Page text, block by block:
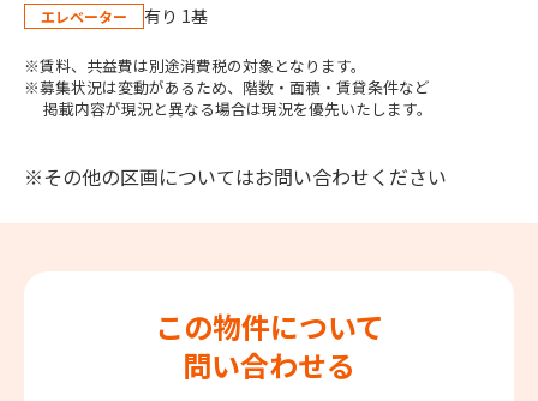
エレベーター 有り 1基
※賃料、共益費は別途消費税の対象となります。
※募集状況は変動があるため、階数・面積・賃貸条件など
掲載内容が現況と異なる場合は現況を優先いたします。
※その他の区画についてはお問い合わせください
この物件について
問い合わせる